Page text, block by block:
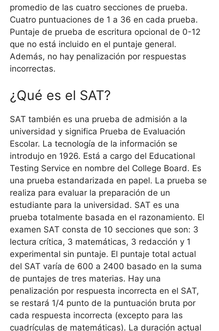
promedio de las cuatro secciones de prueba.
Cuatro puntuaciones de 1 a 36 en cada prueba.
Puntaje de prueba de escritura opcional de 0-12
que no está incluido en el puntaje general.
Además, no hay penalización por respuestas
incorrectas.
¿Qué es el SAT?
SAT también es una prueba de admisión a la
universidad y significa Prueba de Evaluación
Escolar. La tecnología de la información se
introdujo en 1926. Está a cargo del Educational
Testing Service en nombre del College Board. Es
una prueba estandarizada en papel. La prueba se
realiza para evaluar la preparación de un
estudiante para la universidad. SAT es una
prueba totalmente basada en el razonamiento. El
examen SAT consta de 10 secciones que son: 3
lectura crítica, 3 matemáticas, 3 redacción y 1
experimental sin puntaje. El puntaje total actual
del SAT varía de 600 a 2400 basado en la suma
de puntajes de tres materias. Hay una
penalización por respuesta incorrecta en el SAT,
se restará 1/4 punto de la puntuación bruta por
cada respuesta incorrecta (excepto para las
cuadrículas de matemáticas). La duración actual